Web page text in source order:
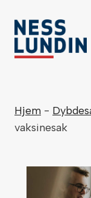
content
Hjem -
vaksinesak